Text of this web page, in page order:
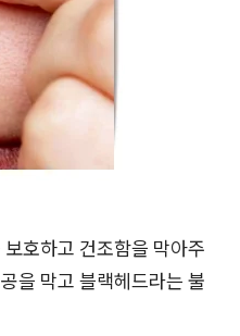
호하고 건조함을 막아주
을 막고 블랙헤드라는 불